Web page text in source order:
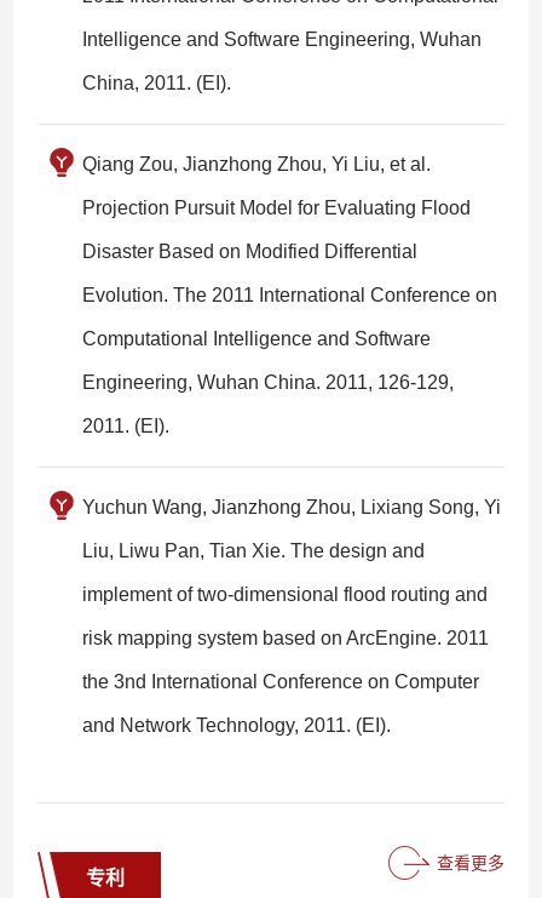
Intelligence and Software Engineering, Wuhan
China, 2011. (EI).
Qiang Zou, Jianzhong Zhou, Yi Liu, et al.
Projection Pursuit Model for Evaluating Flood
Disaster Based on Modified Differential
Evolution. The 2011 International Conference on
Computational Intelligence and Software
Engineering, Wuhan China. 2011, 126-129,
2011. (EI).
Yuchun Wang, Jianzhong Zhou, Lixiang Song, Yi
Liu, Liwu Pan, Tian Xie. The design and
implement of two-dimensional flood routing and
risk mapping system based on ArcEngine. 2011
the 3nd International Conference on Computer
and Network Technology, 2011. (EI).
专利
查看更多